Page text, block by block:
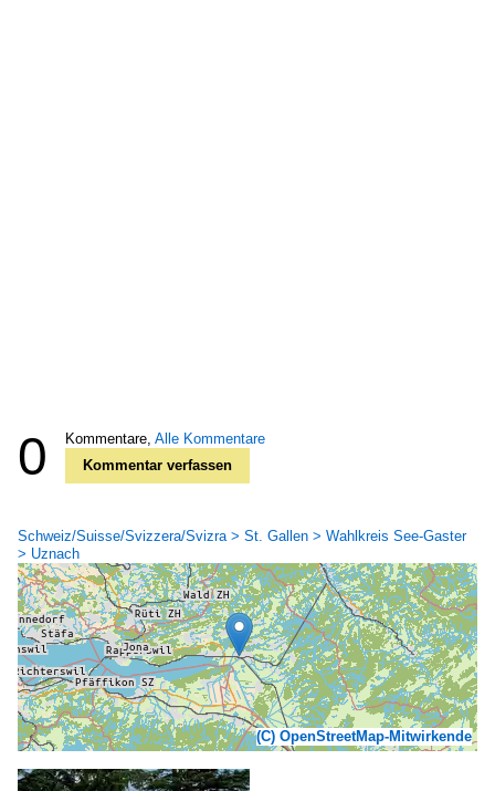
0 Kommentare, Alle Kommentare
Kommentar verfassen
Schweiz/Suisse/Svizzera/Svizra > St. Gallen > Wahlkreis See-Gaster
> Uznach
(C) OpenStreetMap-Mitwirkende